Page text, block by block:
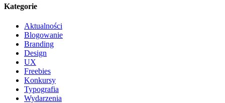
Kategorie
Aktualności
Blogowanie
Branding
Design
UX
Freebies
Konkursy
Typografia
Wydarzenia